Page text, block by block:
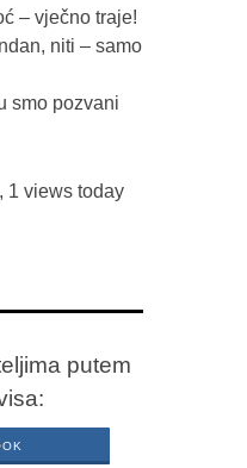
– vječno traje!
niti – samo
smo pozvani
, 1 views today
putem